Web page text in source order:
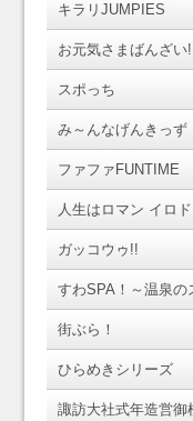
キラリJUMPIES
お元気さまばんざい
スポっち
み～んなげんきっず
ファファFUNTIME
人生はロマン イロ
ガッコウゥ!!
すわSPA！～温泉の
街ぶら！
ひらめきシリーズ
諏訪大社式年造営御